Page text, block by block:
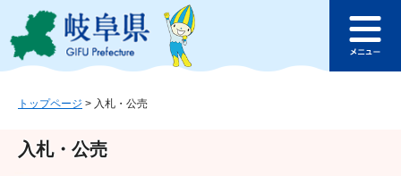
ジ
ュ
このページの本文へ
ュ
トップページ > 入札・公売
入札・公売